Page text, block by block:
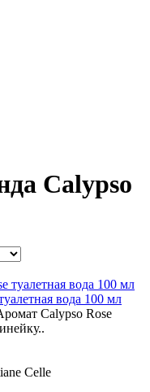
Calypso
вода 100 мл
Calypso Rose